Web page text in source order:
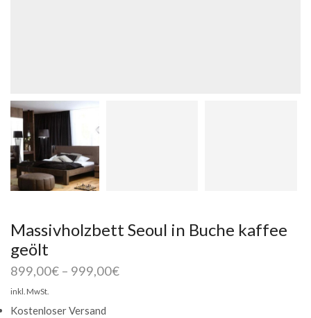
Massivholzbett Seoul in Buche kaffee
geölt
899,00€ – 999,00€
inkl. MwSt.
Kostenloser Versand